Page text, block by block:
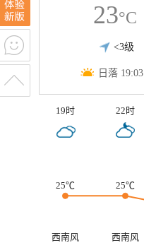
23°C
<3级
日落 19:03
19时 22时
25℃
25℃
西南风 西南风